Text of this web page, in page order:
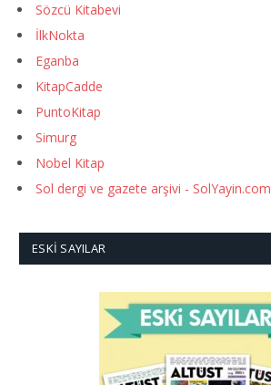
Sözcü Kitabevi
İlkNokta
Eganba
KitapCadde
PuntoKitap
Simurg
Nobel Kitap
Sol dergi ve gazete arşivi - SolYayin.com
ESKI SAYILAR